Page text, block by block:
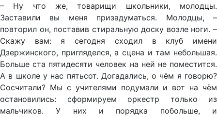
– Ну что же, товарищи школьники, молодцы.
Заставили вы меня призадуматься. Молодцы, –
повторил он, поставив стиральную доску возле ноги. –
Скажу вам: я сегодня сходил в клуб имени
Дзержинского, пригляделся, а сцена и там небольшая.
Больше ста пятидесяти человек на ней не поместится.
А в школе у нас пятьсот. Догадались, о чём я говорю?
Сосчитали? Мы с учителями подумали и вот на чём
остановились: сформируем оркестр только из
мальчиков. У них и порядка побольше, и